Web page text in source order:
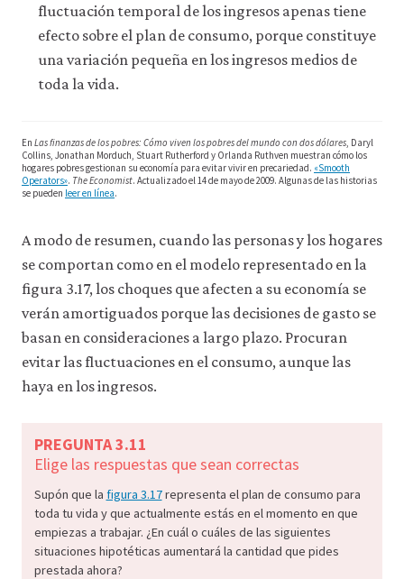
fluctuación temporal de los ingresos apenas tiene
efecto sobre el plan de consumo, porque constituye
una variación pequeña en los ingresos medios de
toda la vida.
En Las finanzas de los pobres: Cómo viven los pobres del mundo con dos dólares , Daryl
Collins, Jonathan Morduch, Stuart Rutherford y Orlanda Ruthven muestran cómo los
hogares pobres gestionan su economía para evitar vivir en precariedad. «Smooth
Operators». The Economist. Actualizado el 14 de mayo de 2009. Algunas de las historias
se pueden leer en línea.
A modo de resumen, cuando las personas y los hogares
se comportan como en el modelo representado en la
figura 3.17, los choques que afecten a su economía se
verán amortiguados porque las decisiones de gasto se
basan en consideraciones a largo plazo. Procuran
evitar las fluctuaciones en el consumo, aunque las
haya en los ingresos.
PREGUNTA 3.11
Elige las respuestas que sean correctas
Supón que la figura 3.17representa el plan de consumo para
toda tu vida y que actualmente estás en el momento en que
empiezas a trabajar. ¿En cuál o cuáles de las siguientes
situaciones hipotéticas aumentará la cantidad que pides
prestada ahora?